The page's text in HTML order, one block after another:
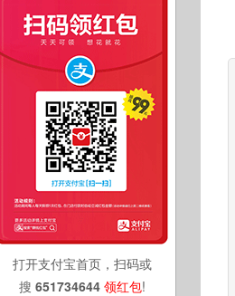
打开支付宝首页，扫码或
搜 651734644 领红包!